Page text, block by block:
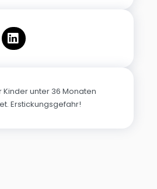
Kinder unter 36 Monaten
Erstickungsgefahr!